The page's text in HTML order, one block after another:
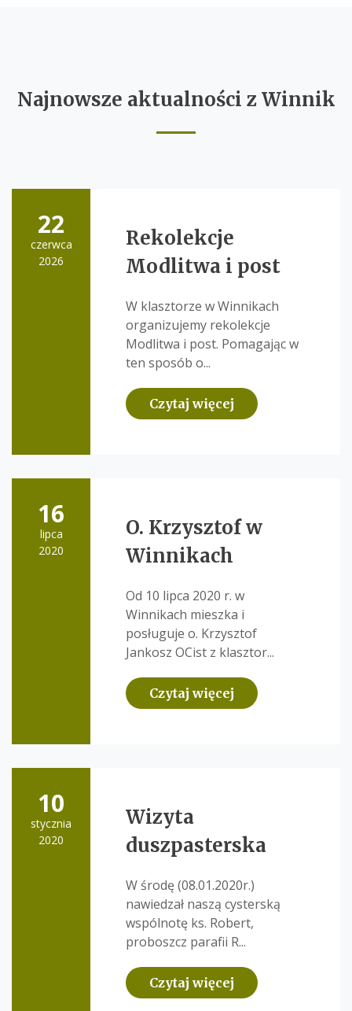
Najnowsze aktualności z Winnik
22
czerwca
2026
Rekolekcje
Modlitwa i post
W klasztorze w Winnikach
organizujemy rekolekcje
Modlitwa i post. Pomagając w
ten sposób o...
Czytaj więcej
16
lipca
2020
O. Krzysztof w
Winnikach
Od 10 lipca 2020 r. w
Winnikach mieszka i
posługuje o. Krzysztof
Jankosz OCist z klasztor...
Czytaj więcej
10
stycznia
2020
Wizyta
duszpasterska
W środę (08.01.2020r.)
nawiedzał naszą cysterską
wspólnotę ks. Robert,
proboszcz parafii R...
Czytaj więcej